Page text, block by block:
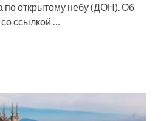
по открытому небу (ДОН). Об
ссылкой …